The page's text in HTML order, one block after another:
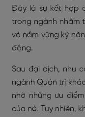
Đây là sự kết hợp
trong ngành nhằm
và nắm vững kỹ
động.
Sau đại dịch, nhu
ngành Quản trị
nhờ những ưu
của nó. Tuy nhiên,